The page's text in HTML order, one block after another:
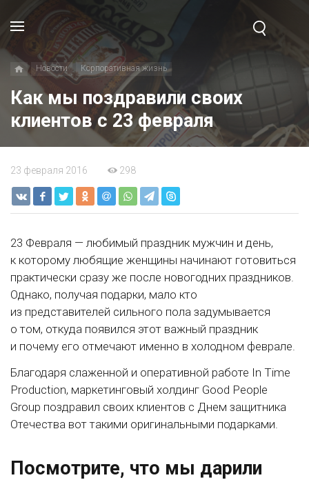
Новости Корпоративная жизнь
Как мы поздравили своих
клиентов с 23 февраля
23 февраля 2016 298
23 Февраля — любимый праздник мужчин и день,
к которому любящие женщины начинают готовиться
практически сразу же после новогодних праздников.
Однако, получая подарки, мало кто
из представителей сильного пола задумывается
о том, откуда появился этот важный праздник
и почему его отмечают именно в холодном феврале.
Благодаря слаженной и оперативной работе In Time
Production, маркетинговый холдинг Good People
Group поздравил своих клиентов с Днем защитника
Отечества вот такими оригинальными подарками.
Посмотрите, что мы дарили